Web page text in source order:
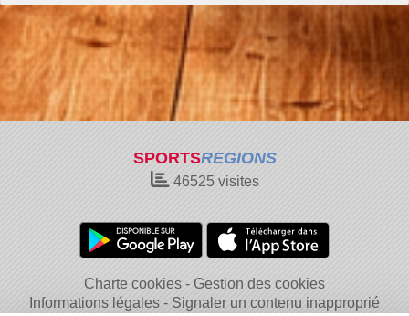
SPORTSREGIONS
46525visites
Charte cookies
Gestion des cookies
Informations légales
Signaler un contenu inapproprié